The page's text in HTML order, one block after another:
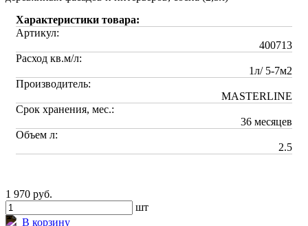
Характеристики товара:
Артикул:
400713
Расход кв.м/л:
1л/ 5-7м2
Производитель:
MASTERLINE
Срок хранения, мес.:
36 месяцев
Объем л:
2.5
1 970 руб.
шт
В корзину